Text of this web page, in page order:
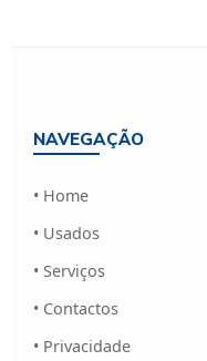
NAVEGAÇÃO
• Home
• Usados
• Serviços
• Contactos
• Privacidade